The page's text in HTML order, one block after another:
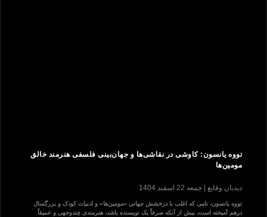
تووه یانسون: کاوشی در نقاشی‌ها و جهان‌بینی فلسفی هنرمند خالق
مومین‌ها
دیدبان وقایع جمعه 22 اسفند 1404
تووه یانسون، نامی که اغلب با درخشش جهانی «مومین‌ها» و ادبیات کودک و بزرگسال
درهم آمیخته است، بیش از آنکه صرفاً یک نویسنده باشد، هنرمندی چندوجهی و عمیقاً